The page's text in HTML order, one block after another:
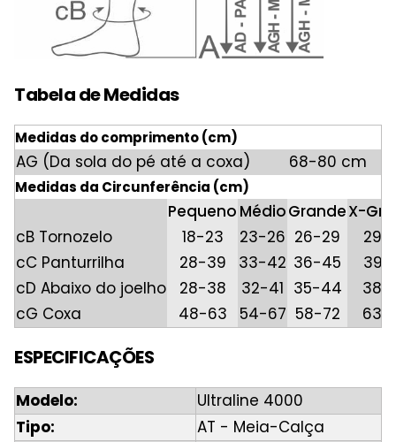
Tabela de Medidas
Medidas do comprimento (cm)
AG (Da sola do pé até a coxa) 68-80 cm
Medidas da Circunferência (cm)
Pequeno MédioGrandeX-
cB Tornozelo
18-23 23-26 26-29
29-
cC Panturrilha
28-39 33-42 36-45
39-
cD Abaixo do joelho
28-38 32-41 35-44
38-
cG Coxa
48-63 54-67 58-72 63-
ESPECIFICAÇÕES
Modelo:
Ultraline 4000
Tipo:
AT - Meia-Calça